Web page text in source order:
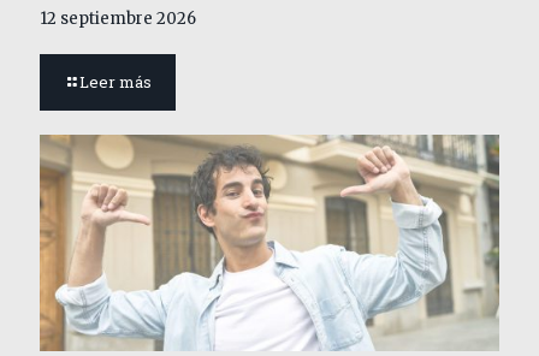
12 septiembre 2026
Leer más